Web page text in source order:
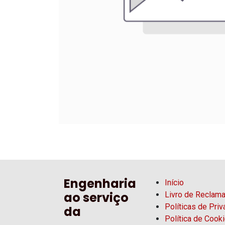
Engenharia
ao serviço
da
Início
Livro de
Políticas de
Política de